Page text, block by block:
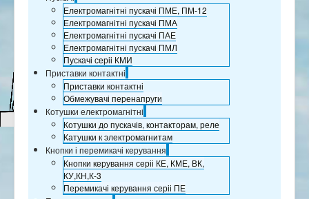
Електромагнітні пускачі ПМЕ, ПМ-12
Електромагнітні пускачі ПМА
Електромагнітні пускачі ПАЕ
Електромагнітні пускачі ПМЛ
Пускачі серіі КМИ
Приставки контактні
Приставки контактні
Обмежувачі перенапруги
Котушки електромагнітні
Котушки до пускачів, контакторам, реле
Катушки к электромагнитам
Кнопки і перемикачі керування
Кнопки керування серіі КЕ, КМЕ, ВК,
КУ,КН,К-3
Перемикачі керування серіі ПЕ